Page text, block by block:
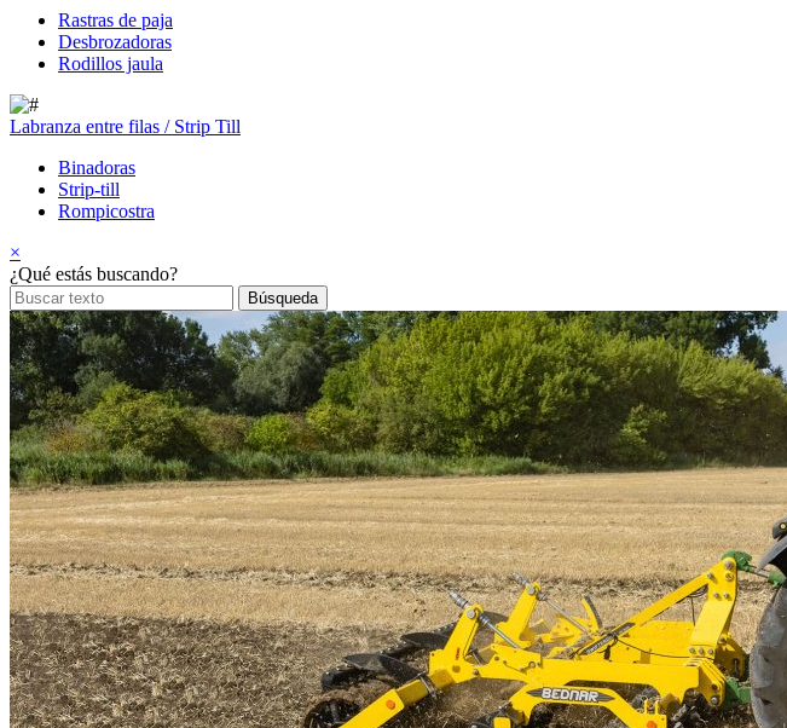
Rastras de paja
Desbrozadoras
Rodillos jaula
Labranza entre filas / Strip Till
Binadoras
Strip-till
Rompicostra
×
¿Qué estás buscando?